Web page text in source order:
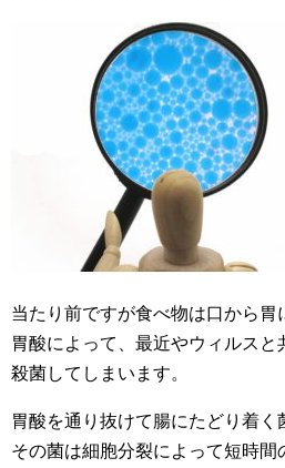
当たり前ですが食べ物は口から
胃酸によって、最近やウィルスと
殺菌してしまいます。
胃酸を通り抜けて腸にたどり着く
その菌は細胞分裂によって短時間